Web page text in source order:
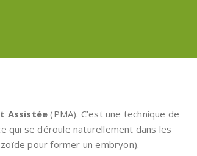
Assistée(PMA). C’est une technique de
qui se déroule naturellement dans les
pour former un embryon).